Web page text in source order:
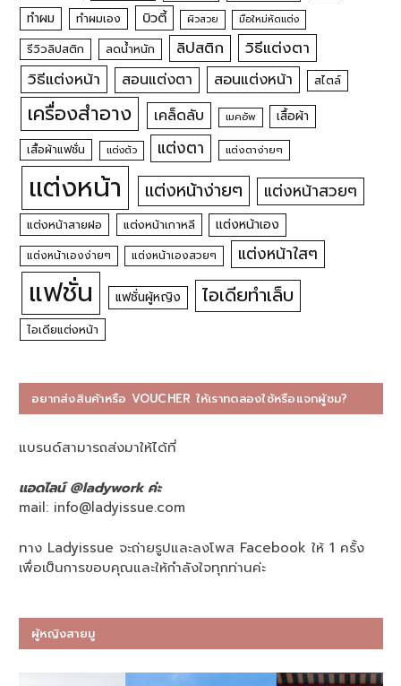
ทำผม ทำผมเอง บิวตี้ ผิวสวย มือใหม่หัดแต่ง
รีวิวลิปสติก ลดน้ำหนัก ลิปสติก
วิธีแต่งตา
วิธีแต่งหน้า
สอนแต่งตา สอนแต่งหน้า สไตล์
เครื่องสำอาง เคล็ดลับ เมคอัพ เสื้อผ้า
เสื้อผ้าแฟชั่น แต่งตัว แต่งตา แต่งตาง่ายๆ
แต่งหน้า แต่งหน้าง่ายๆ แต่งหน้าสวยๆ
แต่งหน้าสายฝอ แต่งหน้าเกาหลี แต่งหน้าเอง
แต่งหน้าเองง่ายๆ แต่งหน้าเองสวยๆ แต่งหน้าใสๆ
แฟชั่น แฟชั่นผู้หญิง ไอเดียทำเล็บ
ไอเดียแต่งหน้า
อยากส่งสินค้าหรือ VOUCHER ให้เราทดลองใช้หรือแจกผู้ชม?
แบรนด์สามารถส่งมาให้ได้ที่
แอดไลน์ @ladywork ค่ะ
mail: info@ladyissue.com
ทาง Ladyissue จะถ่ายรูปและลงโพส Facebook ให้ 1 ครั้ง
เพื่อเป็นการขอบคุณและให้กำลังใจทุกท่านค่ะ
ผู้หญิงสายมู